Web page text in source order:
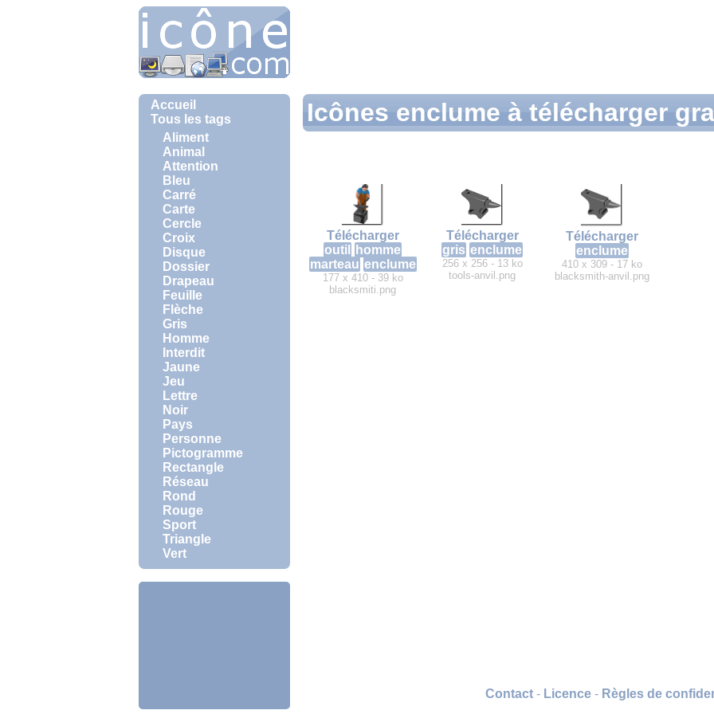
Accueil
Tous les tags
Aliment
Animal
Attention
Bleu
Carré
Carte
Cercle
Croix
Disque
Dossier
Drapeau
Feuille
Flèche
Gris
Homme
Interdit
Jaune
Jeu
Lettre
Noir
Pays
Personne
Pictogramme
Rectangle
Réseau
Rond
Rouge
Sport
Triangle
Vert
Icônes enclume à télécharger
Télécharger
outil
homme
marteau enclume
177 x 410 - 39 ko
blacksmiti.png
Télécharger
gris enclume
256 x 256 - 13 ko
tools-anvil.png
Télécharger
enclume
410 x 309 - 17 ko
blacksmith-anvil.png
Contact- Licence- Règles de